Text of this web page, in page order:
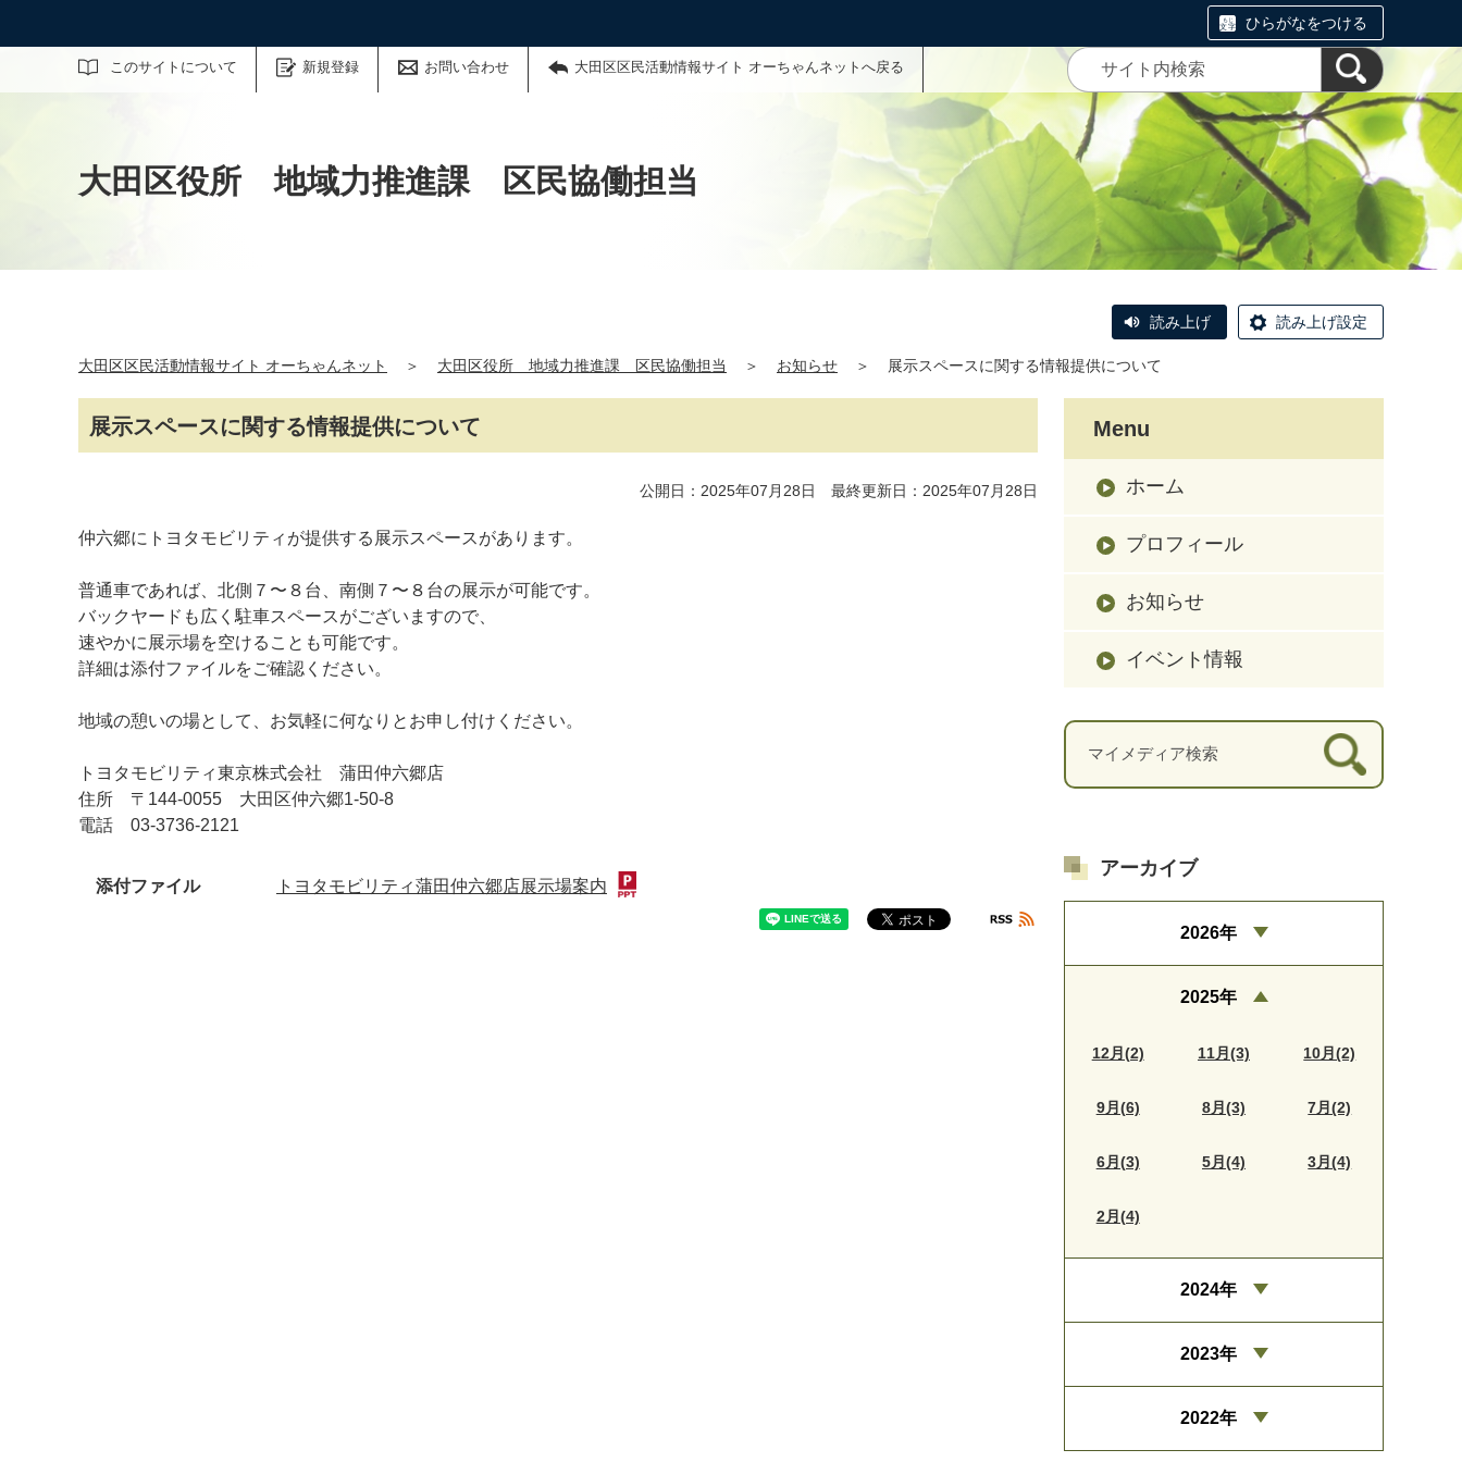
ひらがなをつける
このサイトについて 新規登録 お問い合わせ 大田区区民活動情報サイト オーちゃんネットへ戻る
サイト内検索
大田区役所 地域力推進課 区民協働担当
読み上げ 読み上げ設定
大田区区民活動情報サイト オーちゃんネット ＞ 大田区役所 地域力推進課 区民協働担当 ＞ お知らせ ＞ 展示スペースに関する情報提供について
展示スペースに関する情報提供について
公開日：2025年07月28日 最終更新日：2025年07月28日
仲六郷にトヨタモビリティが提供する展示スペースがあります。
普通車であれば、北側７〜８台、南側７〜８台の展示が可能です。
バックヤードも広く駐車スペースがございますので、
速やかに展示場を空けることも可能です。
詳細は添付ファイルをご確認ください。
地域の憩いの場として、お気軽に何なりとお申し付けください。
トヨタモビリティ東京株式会社 蒲田仲六郷店
住所 〒144-0055 大田区仲六郷1-50-8
電話 03-3736-2121
添付ファイル トヨタモビリティ蒲田仲六郷店展示場案内
Menu
ホーム
プロフィール
お知らせ
イベント情報
マイメディア検索
アーカイブ
2026年
2025年
12月(2) 11月(3) 10月(2)
9月(6) 8月(3) 7月(2)
6月(3) 5月(4) 3月(4)
2月(4)
2024年
2023年
2022年